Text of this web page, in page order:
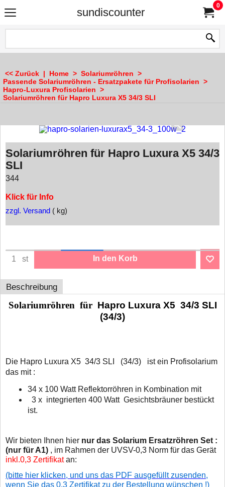
sundiscounter
0
<< Zurück | Home > Solariumröhren >
Passende Solariumröhren - Ersatzpakete für Profisolarien >
Hapro-Luxura Profisolarien >
Solariumröhren für Hapro Luxura X5 34/3 SLI
Solariumröhren für Hapro Luxura X5 34/3
SLI
344
Klick für Info
zzgl. Versand kg
st In den Korb
Beschreibung
Solariumröhren für Hapro Luxura X5 34/3 SLI
(34/3)
Die Hapro Luxura X5 34/3 SLI (34/3) ist ein Profisolarium
das mit :
34 x 100 Watt Reflektorröhren in Kombination mit
3 x integrierten 400 Watt Gesichtsbräuner bestückt
ist.
Wir bieten Ihnen hier nur das Solarium Ersatzröhren Set :
(nur für A1) , im Rahmen der UVSV-0,3 Norm für das Gerät
inkl.0,3 Zertifikatan:
(bitte hier klicken, und uns das PDF ausgefüllt zusenden,
wenn Sie das 0,3 Zertifikat zu der Bestellung wünschen !)